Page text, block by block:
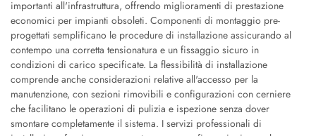
importanti all'infrastruttura, offrendo miglioramenti di prestazione
economici per impianti obsoleti. Componenti di montaggio pre-
progettati semplificano le procedure di installazione assicurando al
contempo una corretta tensionatura e un fissaggio sicuro in
condizioni di carico specificate. La flessibilità di installazione
comprende anche considerazioni relative all'accesso per la
manutenzione, con sezioni rimovibili e configurazioni con cerniere
che facilitano le operazioni di pulizia e ispezione senza dover
smontare completamente il sistema. I servizi professionali di